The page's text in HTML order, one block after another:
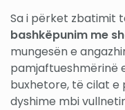
Sa i përket zbatimit
bashkëpunim me
mungesën e
pamjaftueshmërinë
buxhetore, të cilat e
dyshime mbi